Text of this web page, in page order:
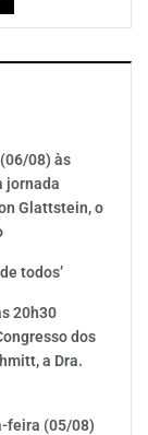
08) às
jornada
Glattstein, o
todos’
20h30
dos
a Dra.
feira (05/08)